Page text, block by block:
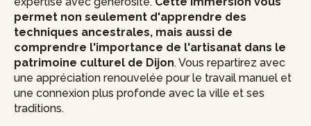
permet non seulement d'apprendre des
techniques ancestrales, mais aussi de
comprendre l'importance de l'artisanat dans le
patrimoine culturel de Dijon. Vous repartirez avec
une appréciation renouvelée pour le travail manuel et
une connexion plus profonde avec la ville et ses
traditions.